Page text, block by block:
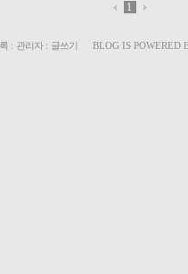
1
: 관리자: 글쓰기 BLOG IS POWERED